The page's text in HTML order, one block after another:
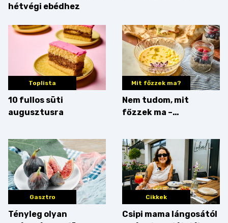
hétvégi ebédhez
Toplista
10 fullos süti
augusztusra
Mit főzzek ma?
Nem tudom, mit
főzzek ma –
Gasztro
Tényleg olyan
Cikkek
Csipi mama lángosától